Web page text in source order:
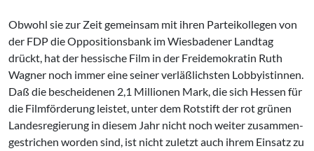
Obwohl sie zur Zeit gemeinsam mit ihren Parteikollegen von
der FDP die Oppositionsbank im Wiesbade­ner Landtag
drückt, hat der hessi­sche Film in der Freidemokratin Ruth
Wagner noch immer eine seiner ver­läßlichsten Lobbyistinnen.
Daß die bescheidenen 2,1 Millionen Mark, die sich Hessen für
die Filmförderung leistet, unter dem Rotstift der rot­ grünen
Landesregierung in diesem Jahr nicht noch weiter zusammen­
gestrichen worden sind, ist nicht zu­letzt auch ihrem Einsatz zu